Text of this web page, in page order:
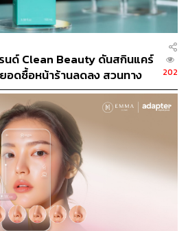
ะโยชน์ในเรื่องการให้ความชุ่มชื้น
ะกับทุกคนหรอกนะ
นสิวง่าย: การทาผลิตภัณฑ์ที่มี
าๆ อาจทำให้เกิดการอุดตันรูขุม
กิดสิวอุดตัน สิวอักเสบ หรือสิวผดได้
ควรทดสอบผลิตภัณฑ์บริเวณเล็กๆ
พื่อป้องกันอาการแพ้หรือระคาย
ชื้น: ในสภาพอากาศที่ร้อนและมี
อาจทำให้รู้สึกเหนอะหนะ
มโอกาสการอุดตันได้
ม่จำเป็นต้องทำ Slugging ทุกคืน
นด์ Clean Beauty ดันสกินแคร์
ยอดซื้อหน้าร้านลดลง สวนทาง
ด
202